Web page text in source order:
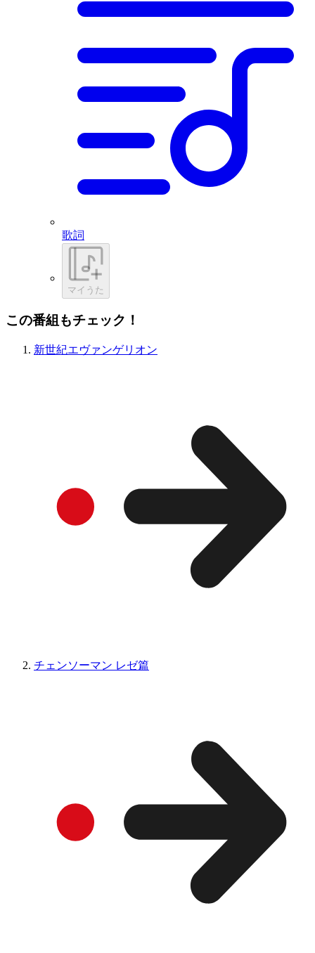
歌詞
マイうた
この番組もチェック！
新世紀エヴァンゲリオン
チェンソーマン レゼ篇